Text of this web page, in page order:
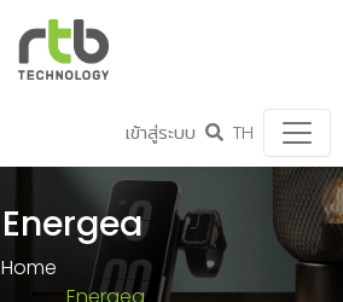
เข้าสู่ระบบ TH
Energea
Home